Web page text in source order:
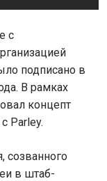
с
подписано в
В рамках
концепт
Parley.
созванного
в штаб-